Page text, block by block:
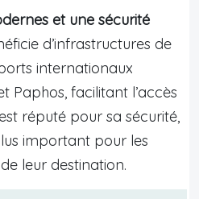
et une sécurité
d’infrastructures de
internationaux
Paphos, facilitant l’accès
réputé pour sa sécurité,
important pour les
leur destination.